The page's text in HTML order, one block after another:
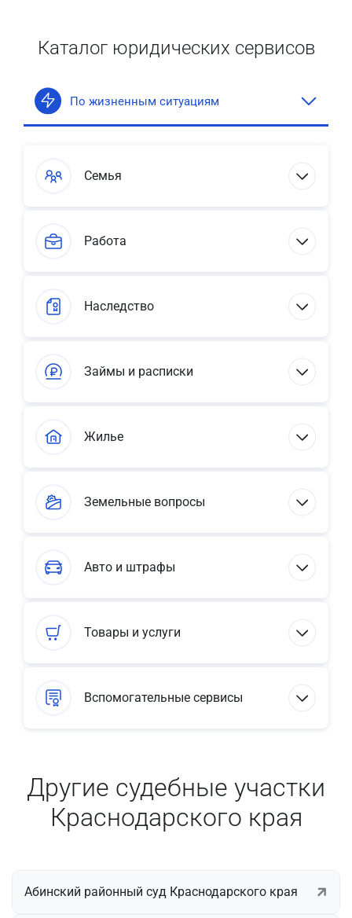
Каталог юридических сервисов
По жизненным ситуациям
Семья
Работа
Наследство
Займы и расписки
Жилье
Земельные вопросы
Авто и штрафы
Товары и услуги
Вспомогательные сервисы
Другие судебные участки
Краснодарского края
Абинский районный суд Краснодарского края